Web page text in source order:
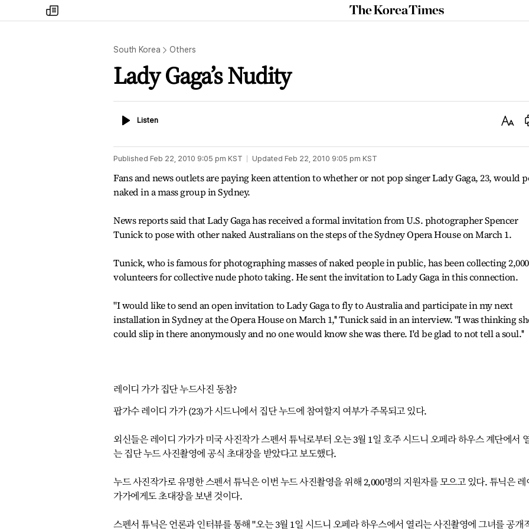
my
times
The
Korea
South Korea Others
Lady Gaga’s Nudity
ListenListen
Text
Published Feb 22, 2010 9:05 pm KST Updated Feb 22, 2010 9:05 pm KST
Fans and news outlets are paying keen attention to whether or not pop singer Lady Gaga, 23, would
naked in a mass group in Sydney.
News reports said that Lady Gaga has received a formal invitation from U.S. photographer Spencer
Tunick to pose with other naked Australians on the steps of the Sydney Opera House on March 1.
Tunick, who is famous for photographing masses of naked people in public, has been collecting 2,000
volunteers for collective nude photo taking. He sent the invitation to Lady Gaga in this connection.
"I would like to send an open invitation to Lady Gaga to fly to Australia and participate in my next
installation in Sydney at the Opera House on March 1,'' Tunick said in an interview. "I was thinking
could slip in there anonymously and no one would know she was there. I'd be glad to not tell a soul.''
레이디 가가 집단 누드사진 동참?
팝가수 레이디 가가 (23)가 시드니에서 집단 누드에 참여할지 여부가 주목되고 있다.
외신들은 레이디 가가가 미국 사진작가 스펜서 튜닉로부터 오는 3월 1일 호주 시드니 오페라 하우스 계단에서
는 집단 누드 사진촬영에 공식 초대장을 받았다고 보도했다.
누드 사진작가로 유명한 스펜서 튜닉은 이번 누드 사진촬영을 위해 2,000명의 지원자를 모으고 있다. 튜닉은 레
가가에게도 초대장을 보낸 것이다.
스펜서 튜닉은 언론과 인터뷰를 통해 "오는 3월 1일 시드니 오페라 하우스에서 열리는 사진촬영에 그녀를 공개